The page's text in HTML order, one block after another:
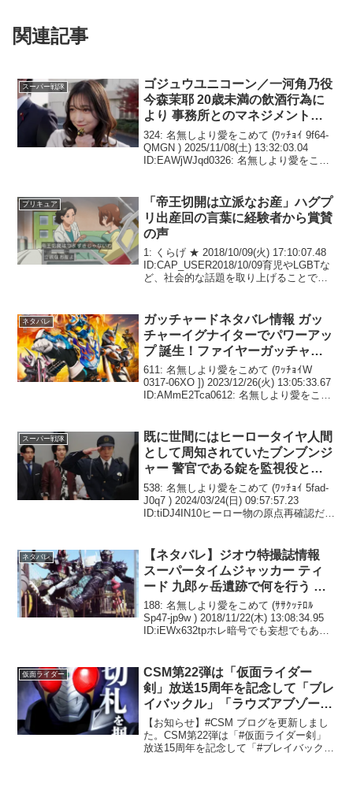
関連記事
スーパー戦隊
ゴジュウユニコーン／一河角乃役
今森茉耶 20歳未満の飲酒行為に
より 事務所とのマネジメント契
約解除 ゴジュウジャーは降板 今
後は男だけの5人戦隊になる？そ
れとも2代目ユニコーン登場？
324: 名無しより愛をこめて (ﾜｯﾁｮｲ 9f64-
QMGN ) 2025/11/08(土) 13:32:03.04
ID:EAWjWJqd0326: 名無しより愛をこめ
プリキュア
「帝王切開は立派なお産」ハグプ
リ出産回の言葉に経験者から賞賛
の声
1: くらげ ★ 2018/10/09(火) 17:10:07.48
ID:CAP_USER2018/10/09育児やLGBTな
ど、社会的な話題を取り上げることで注
3...
ネタバレ
ガッチャードネタバレ情報 ガッ
チャーイグナイターでパワーアッ
プ 誕生！ファイヤーガッチャー
ド 背中に強力なブースター 噴射
の勢いで強力必殺技 アッパレス
ケボーにフォームチェンジも可能
611: 名無しより愛をこめて (ﾜｯﾁｮｲW
0317-06XO ]) 2023/12/26(火) 13:05:33.67
ID:AMmE2Tca0612: 名無しより愛をこめ
スーパー戦隊
既に世間にはヒーロータイヤ人間
として周知されていたブンブンジ
ャー 警官である錠を監視役とし
て加えた事で公的な組織として認
められる形に 爆上戦隊ブンブン
ジャー バクアゲ4 感想まとめ
538: 名無しより愛をこめて (ﾜｯﾁｮｲ 5fad-
J0q7 ) 2024/03/24(日) 09:57:57.23
ID:tiDJ4IN10ヒーロー物の原点再確認だな
ネタバレ
【ネタバレ】ジオウ特撮誌情報
スーパータイムジャッカー ティ
ード 九郎ヶ岳遺跡で何を行う フ
ータロスのライダーチケットの日
付 2000 01.29 の意味は
188: 名無しより愛をこめて (ｻｻｸｯﾃﾛﾙ
Sp47-jp9w ) 2018/11/22(木) 13:08:34.95
ID:iEWx632tpホレ暗号でも妄想でもあら
仮面ライダー
CSM第22弾は「仮面ライダー
剣」放送15周年を記念して「ブレ
イバックル」「ラウズアブゾーバ
ー」「ブレイラウザー」に決定！
予約は1/25（金）より
【お知らせ】#CSM ブログを更新しまし
た。CSM第22弾は「#仮面ライダー剣」
放送15周年を記念して「#ブレイバック